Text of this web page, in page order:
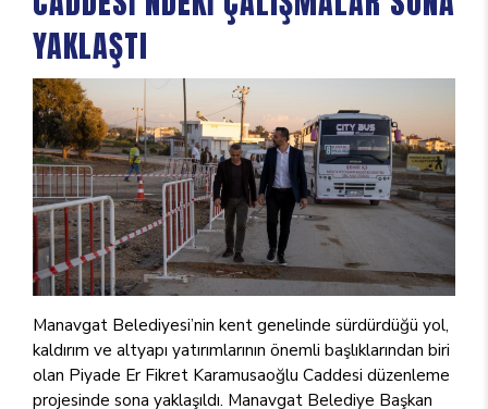
YAKLAŞTI
Manavgat Belediyesi’nin kent genelinde sürdürdüğü yol,
kaldırım ve altyapı yatırımlarının önemli başlıklarından biri
olan Piyade Er Fikret Karamusaoğlu Caddesi düzenleme
projesinde sona yaklaşıldı. Manavgat Belediye Başkan